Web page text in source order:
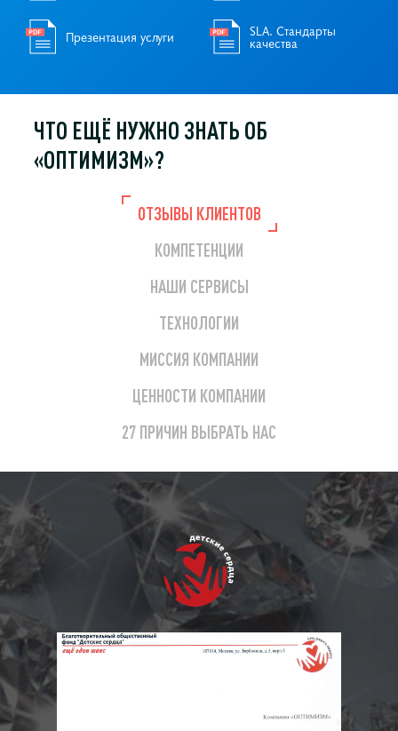
Презентация услуги SLA. Стандарты
качества
ЧТО ЕЩЁ НУЖНОЗНАТЬ ОБ
«ОПТИМИЗМ»?
ОТЗЫВЫ КЛИЕНТОВ
КОМПЕТЕНЦИИ
НАШИ СЕРВИСЫ
ТЕХНОЛОГИИ
МИССИЯ КОМПАНИИ
ЦЕННОСТИ КОМПАНИИ
27 ПРИЧИН ВЫБРАТЬ НАС